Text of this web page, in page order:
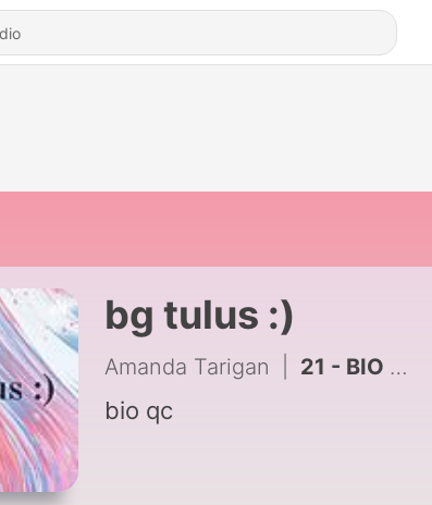
bg tulus :)
Amanda Tarigan 21 - BIO SIMAK UI 1-15
bio qc